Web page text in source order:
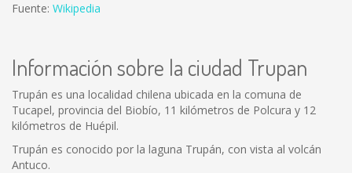
Fuente: Wikipedia
Información sobre la ciudad Trupan
Trupán es una localidad chilena ubicada en la comuna de
Tucapel, provincia del Biobío, 11 kilómetros de Polcura y 12
kilómetros de Huépil.
Trupán es conocido por la laguna Trupán, con vista al volcán
Antuco.